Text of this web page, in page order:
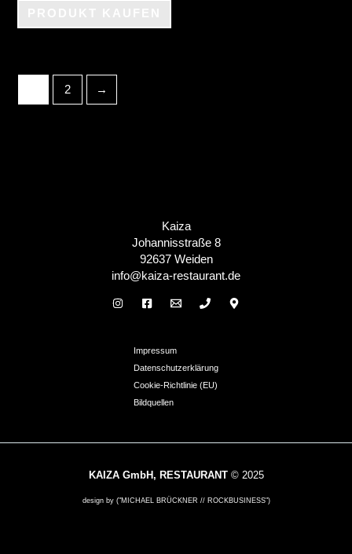
2 →
Kaiza
Johannisstraße 8
92637 Weiden
info@kaiza-restaurant.de
Impressum
Datenschutzerklärung
Cookie-Richtlinie (EU)
Bildquellen
KAIZA GmbH, RESTAURANT© 2025
design by ("MICHAEL BRÜCKNER // ROCKBUSINESS")